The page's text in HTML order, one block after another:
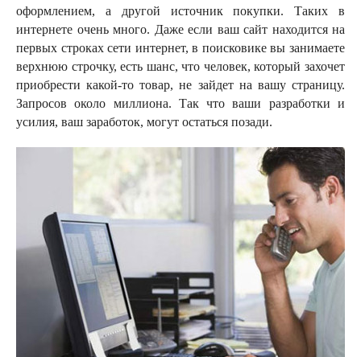
оформлением, а другой источник покупки. Таких в
интернете очень много. Даже если ваш сайт находится на
первых строках сети интернет, в поисковике вы занимаете
верхнюю строчку, есть шанс, что человек, который захочет
приобрести какой-то товар, не зайдет на вашу страницу.
Запросов около миллиона. Так что ваши разработки и
усилия, ваш заработок, могут остаться позади.